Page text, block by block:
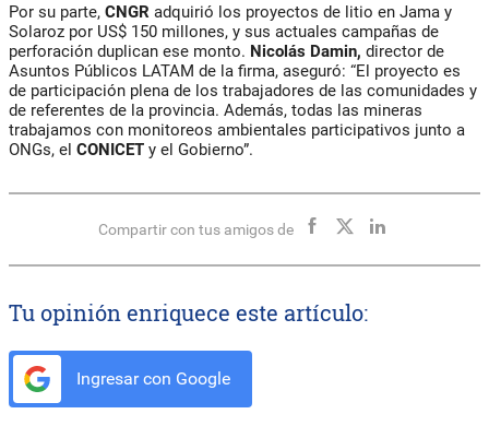
Por su parte, CNGR adquirió los proyectos de litio en Jama y
Solaroz por US$ 150 millones, y sus actuales campañas de
perforación duplican ese monto. Nicolás Damin, director de
Asuntos Públicos LATAM de la firma, aseguró: “El proyecto es
de participación plena de los trabajadores de las comunidades y
de referentes de la provincia. Además, todas las mineras
trabajamos con monitoreos ambientales participativos junto a
ONGs, el CONICET y el Gobierno”.
Compartir con tus amigos de
Tu opinión enriquece este artículo:
Ingresar con Google